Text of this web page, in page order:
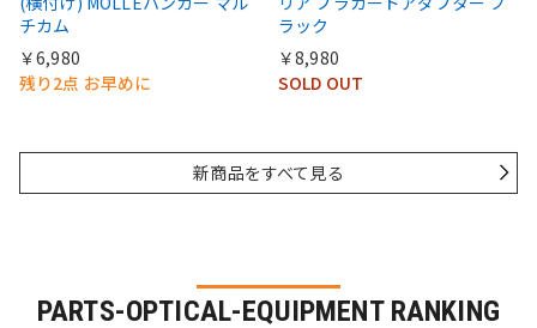
チカム
￥6,980
残り2点 お早めに
ラック
￥8,980
SOLD OUT
新商品をすべて見る
PARTS-OPTICAL-EQUIPMENT RANKING